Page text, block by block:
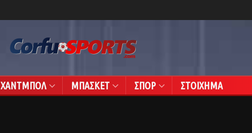
ΧΑΝΤΜΠΟΛ ΜΠΑΣΚΕΤ ΣΠΟΡ ΣΤΟΙΧΗΜΑ